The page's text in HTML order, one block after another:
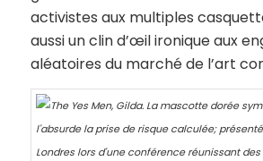
activistes aux multiples
aussi un clin d’œil ironique aux
aléatoires du marché de l’art